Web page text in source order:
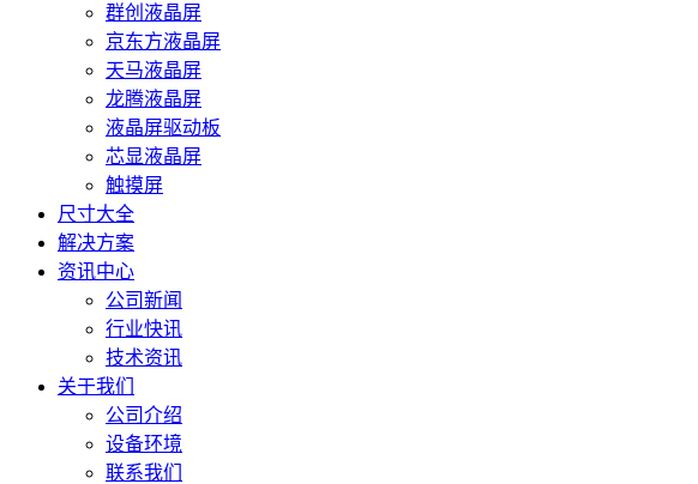
群创液晶屏
京东方液晶屏
天马液晶屏
龙腾液晶屏
液晶屏驱动板
芯显液晶屏
触摸屏
尺寸大全
解决方案
资讯中心
公司新闻
行业快讯
技术资讯
关于我们
公司介绍
设备环境
联系我们